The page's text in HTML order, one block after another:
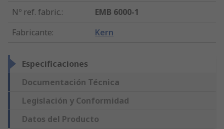
Nº ref. fabric.:
EMB 6000-1
Fabricante: Kern
Especificaciones
Documentación Técnica
Legislación y Conformidad
Datos del Producto